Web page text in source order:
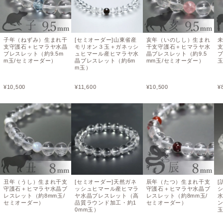
子年（ねずみ）生まれ干
支守護石＋ヒマラヤ水晶
ブレスレット（約9.5m
m玉/セミオーダー）
¥10,500
丑年（うし）生まれ干支
守護石＋ヒマラヤ水晶ブ
レスレット（約8mm玉/
セミオーダー）
[セミオーダー]山東省産
モリオン３玉＋ガネッシ
ュヒマール産ヒマラヤ水
晶ブレスレット（約6m
m玉）
¥11,600
[セミオーダー]天然ガネ
ッシュヒマール産ヒマラ
ヤ水晶ブレスレット（高
品質ラウンド加工・約1
0mm玉）
亥年（いのしし）生まれ
干支守護石＋ヒマラヤ水
晶ブレスレット（約9.5
mm玉/セミオーダー）
¥10,500
辰年（たつ）生まれ干支
守護石＋ヒマラヤ水晶ブ
レスレット（約8mm玉/
セミオーダー）
¥
[